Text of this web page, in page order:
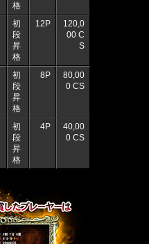
格
初
段
昇
格
12P
120,0
00 C
S
初
段
昇
格
8P
80,00
0 CS
初
段
昇
格
4P
40,00
0 CS